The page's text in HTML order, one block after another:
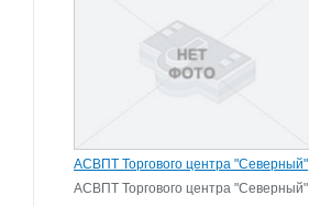
АСВПТ Торгового центра "Северный"
АСВПТ Торгового центра "Северный"